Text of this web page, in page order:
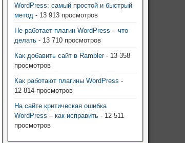
WordPress: самый простой и быстрый
метод - 13 913 просмотров
Не работает плагин WordPress – что
делать - 13 710 просмотров
Как добавить сайт в Rambler- 13 358
просмотров
Как работают плагины WordPress -
12 814 просмотров
На сайте критическая ошибка
WordPress – как исправить - 12 511
просмотров